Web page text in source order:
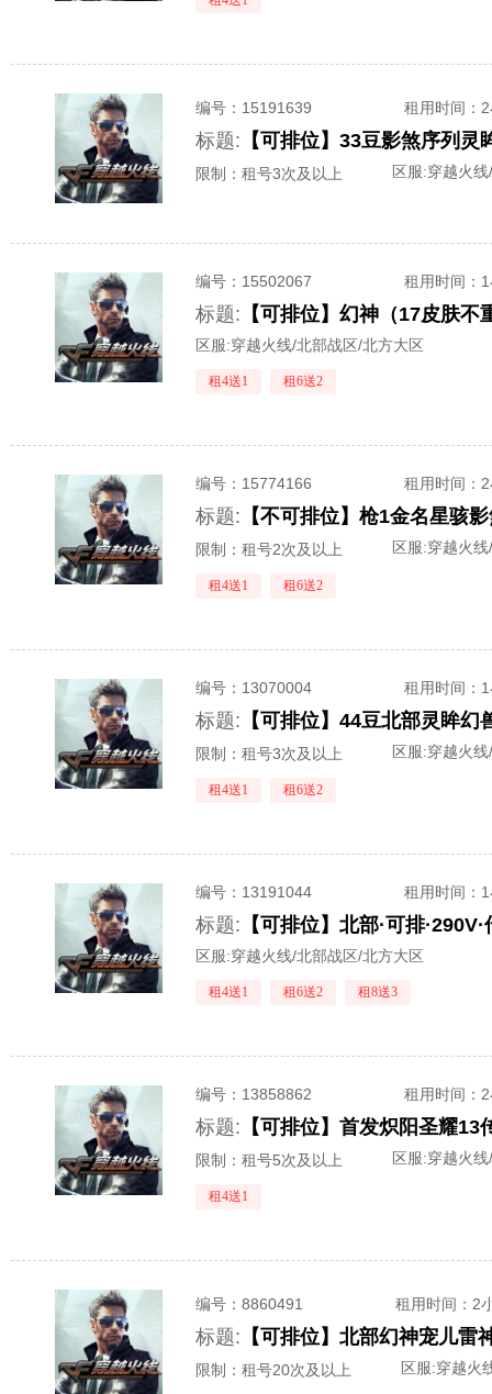
编号： 15191639 租用时间 ：
标题:
限制：租号3次及以上 区服:穿越火
编号： 15502067 租用时间 ：
标题:
区服:穿越火线/北部战区/北方大区
租4送1 租6送2
编号： 15774166 租用时间 ：
标题:
限制：租号2次及以上 区服:穿越火
租4送1 租6送2
编号： 13070004 租用时间 ：
标题:
限制：租号3次及以上 区服:穿越火
租4送1 租6送2
编号： 13191044 租用时间 ：
标题:
区服:穿越火线/北部战区/北方大区
租4送1 租6送2 租8送3
编号： 13858862 租用时间 ：
标题:
限制：租号5次及以上 区服:穿越火
租4送1
编号：8860491 租用时间 ：2
标题: 【可排位】北部幻神宠儿
限制：租号20次及以上 区服:穿越火